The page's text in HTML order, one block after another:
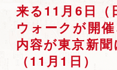
来る11月6日（
ウォークが開
内容が東京新
（11月1日）